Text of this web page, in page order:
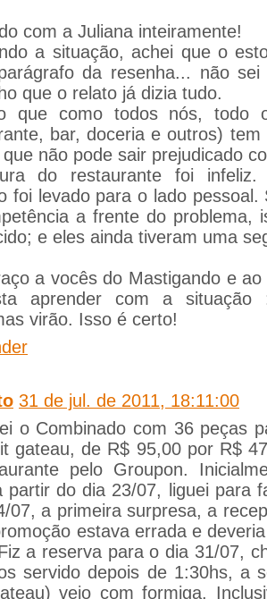
com a Juliana inteiramente!
a situação, achei que o
da resenha... não
que o relato já dizia tudo.
que como todos nós, todo
bar, doceria e outros)
não pode sair prejudicado
do restaurante foi infeliz.
foi levado para o lado pessoal.
a frente do problema,
e eles ainda tiveram uma
a vocês do Mastigando e
aprender com a
virão. Isso é certo!
31 de jul. de 2011, 18:11:00
o Combinado com 36 peças
gateau, de R$ 95,00 por R$
pelo Groupon.
partir do dia 23/07, liguei para
07, a primeira surpresa, a
estava errada e
a reserva para o dia 31/07,
servido depois de 1:30hs, a
veio com formiga.